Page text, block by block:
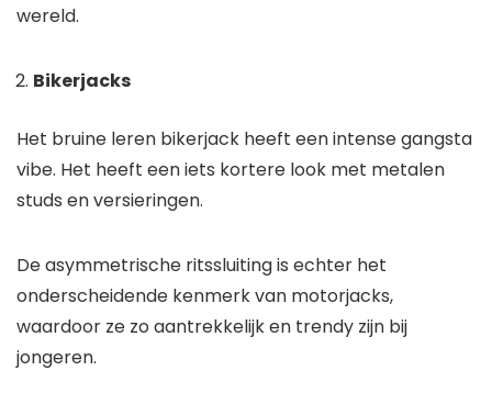
wereld.
Bikerjacks
Het bruine leren bikerjack heeft een intense gangsta
vibe. Het heeft een iets kortere look met metalen
studs en versieringen.
De asymmetrische ritssluiting is echter het
onderscheidende kenmerk van motorjacks,
waardoor ze zo aantrekkelijk en trendy zijn bij
jongeren.